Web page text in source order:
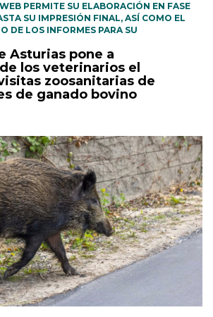
PERMITE SU ELABORACIÓN EN FASE
SU IMPRESIÓN FINAL, ASÍ COMO EL
DE LOS INFORMES PARA SU
Asturias pone a
los veterinarios el
zoosanitarias de
de ganado bovino